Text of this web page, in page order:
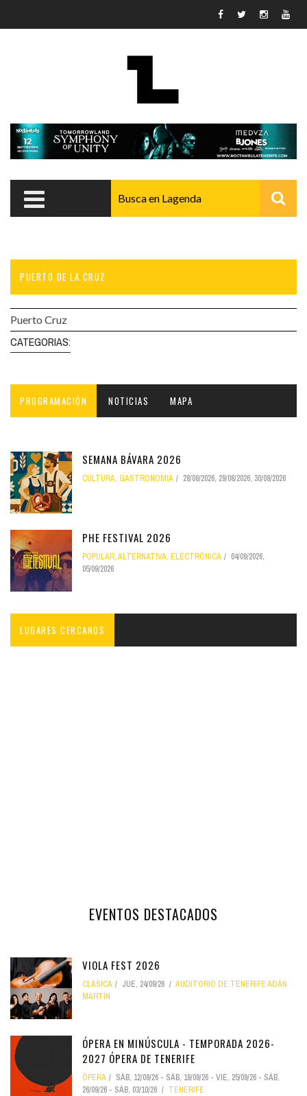
PUERTO DE LA CRUZ
Puerto Cruz
CATEGORIAS:
PROGRAMACIÓN NOTICIAS MAPA
SEMANA BÁVARA 2026
CULTURA, GASTRONOMIA 28/08/2026, 29/08/2026, 30/08/2026
PHE FESTIVAL 2026
POPULAR, ALTERNATIVA, ELECTRÓNICA 04/09/2026,
05/09/2026
LUGARES CERCANOS
EVENTOS DESTACADOS
VIOLA FEST 2026
CLÁSICA JUE, 24/09/26
AUDITORIO DE TENERIFE ADÁN
MARTÍN
ÓPERA EN MINÚSCULA - TEMPORADA 2026-
2027 ÓPERA DE TENERIFE
ÓPERA SÁB, 12/09/26 - SÁB, 19/09/26 - VIE, 25/09/26 - SÁB,
26/09/26 - SÁB, 03/10/26 TENERIFE